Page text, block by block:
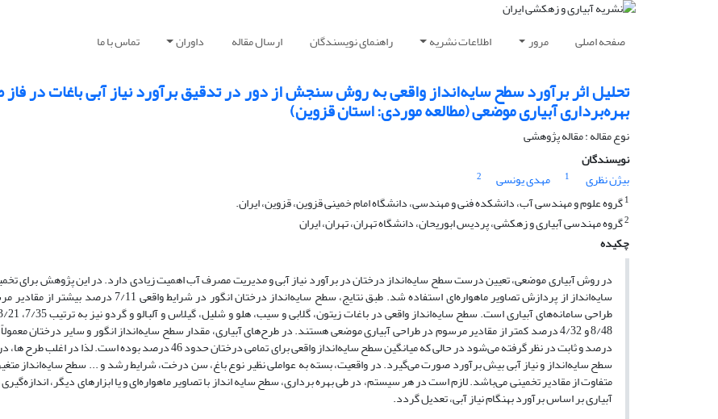
صفحه اصلی مرور اطلاعات نشریه راهنمای نویسندگان ارسال مقاله داوران تماس با ما
تحلیل اثر برآورد سطح سایه‌انداز واقعی به روش سنجش از دور در تدقیق برآورد نیاز آبی باغات در
بهره‌برداری آبیاری موضعی (مطالعه موردی: استان قزوین)
نوع مقاله : مقاله پژوهشی
نویسندگان
بیژن نظری
1 مهدی یونسی
2
1گروه علوم و مهندسی آب، دانشکده فنی و مهندسی، دانشگاه امام خمینی قزوین، قزوین، ایران.
2گروه مهندسی آبیاری و زهکشی، پردیس ابوریحان، دانشگاه تهران، تهران، ایران
چکیده
در روش آبیاری موضعی، تعیین درست سطح سایه‌انداز درختان در برآورد نیاز آبی و مدیریت مصرف آب اهمیت زیادی دارد. در این پژوهش برای
سایه‌انداز از پردازش تصاویر ماهواره‌ای استفاده شد. طبق نتایج، سطح سایه‌انداز درختان انگور در شرایط
درصد و ثابت در نظر گرفته می‌شود در حالی که میانگین سطح سایه‌انداز واقعی برای تمامی درختان حدود 46 درصد بوده است. لذا
سطح سایه‌انداز و نیاز آبی بیش برآورد صورت می‌گیرد. در واقعیت، بسته به عواملی نظیر نوع باغ، سن درخت، شرایط رشد و ... سطح سایه‌انداز
متفاوت از مقادیر تخمینی می‌باشد. لازم است در هر سیستم، در طی بهره برداری، سطح سایه انداز با تصاویر ماهواره‌ای و یا ابزارهای دیگر، اندازه‌گیری
آبیاری بر اساس برآورد بهنگام نیاز آبی، تعدیل گردد.